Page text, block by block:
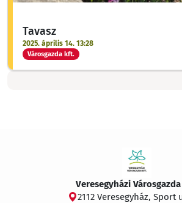
Tavasz
2025. április 14. 13:28
Városgazda kft.
Veresegyházi
2112 Veresegyház, Sport